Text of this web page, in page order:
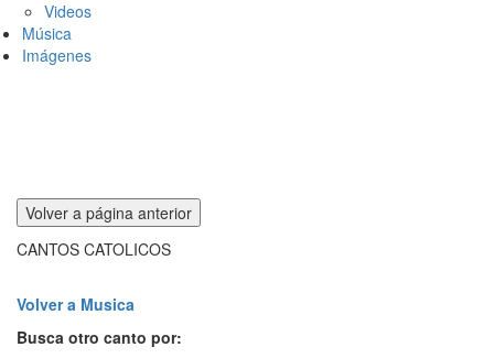
Videos
Música
Imágenes
CANTOS CATOLICOS
Volver a Musica
Busca otro canto por: